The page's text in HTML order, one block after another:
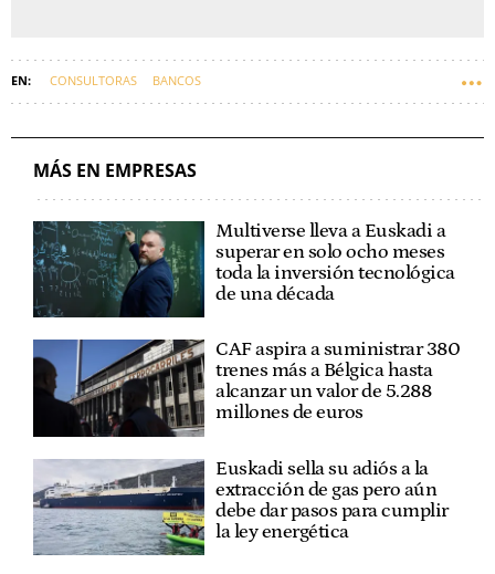
CONSULTORAS BANCOS
MÁS EN EMPRESAS
Multiverse lleva a Euskadi a
superar en solo ocho meses
toda la inversión tecnológica
de una década
CAF aspira a suministrar 380
trenes más a Bélgica hasta
alcanzar un valor de 5.288
millones de euros
Euskadi sella su adiós a la
extracción de gas pero aún
debe dar pasos para cumplir
la ley energética